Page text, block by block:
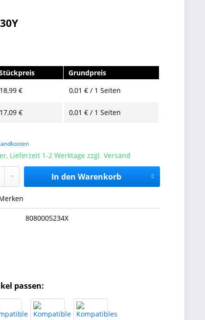
Grundpreis
18,99 € 0,01 € / 1 Seiten
17,09 € 0,01 € / 1 Seiten
Lieferzeit 1-2 Werktage zzgl. Versand
In den Warenkorb
8080005234X
passen: